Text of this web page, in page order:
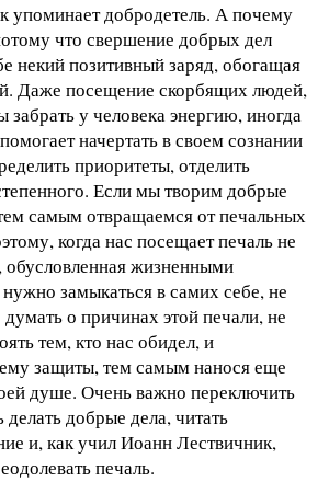
упоминает добродетель. А почему
что свершение добрых дел
некий позитивный заряд, обогащая
Даже посещение скорбящих людей,
забрать у человека энергию, иногда
начертать в своем сознании
приоритеты, отделить
Если мы творим добрые
самым отвращаемся от печальных
когда нас посещает печаль не
обусловленная жизненными
замыкаться в самих себе, не
о причинах этой печали, не
тем, кто нас обидел, и
защиты, тем самым нанося еще
душе. Очень важно переключить
делать добрые дела, читать
и, как учил Иоанн Лествичник,
печаль.